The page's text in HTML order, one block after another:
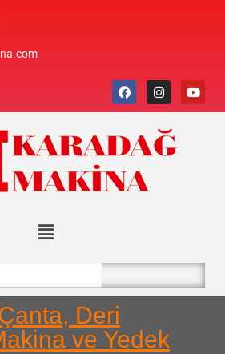
Deri
ve Yedek